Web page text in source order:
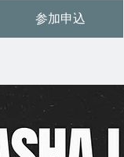
参加申込